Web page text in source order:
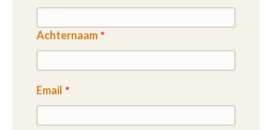
Achternaam
Email